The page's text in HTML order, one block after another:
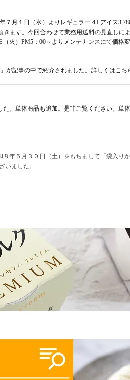
月１日（水）よりレギュラー４Lアイス
ます。今回合わせて業務用送料の見直しに
火）PM5：00～よりメンテナンスにて価格
が記事の中で紹介されました。詳しくはこち
。単体商品も追加。是非ご覧ください。単
年５月３０日（土）をもちまして「袋入り
いました。